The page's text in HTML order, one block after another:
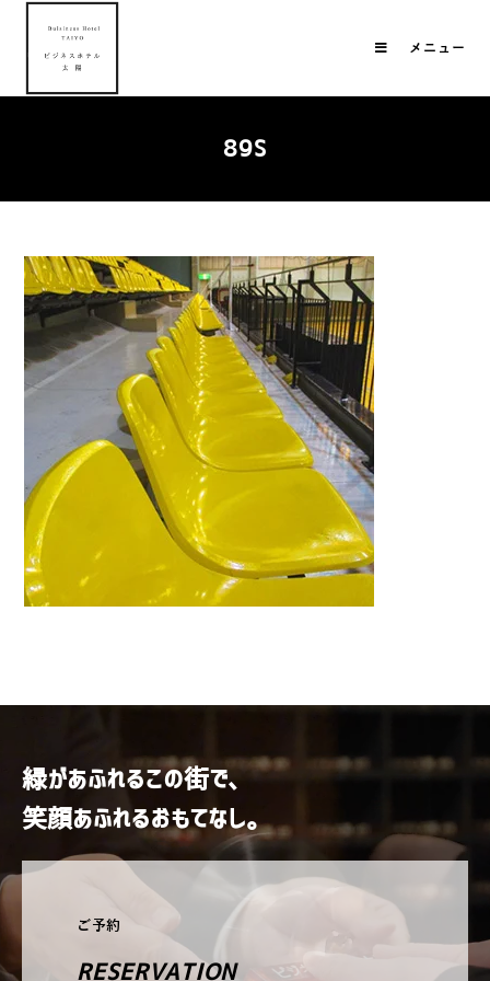
メニュー
89S
緑があふれるこの街で、
笑顔あふれるおもてなし。
ご予約
RESERVATION